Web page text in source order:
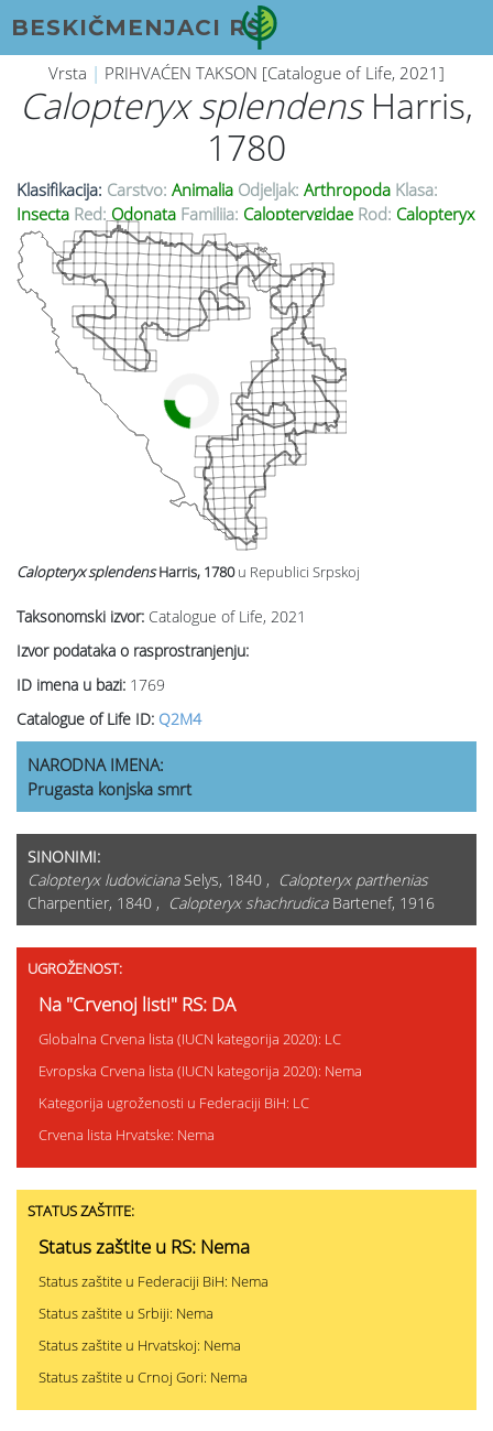
BESKIČMENJACI RS
Vrsta | PRIHVAĆEN TAKSON [Catalogue of Life, 2021]
Calopteryx splendens Harris,
1780
Klasifikacija: Carstvo: Animalia Odjeljak: Arthropoda Klasa:
Insecta Red: Odonata Familija: Calopterygidae Rod: Calopteryx
Taksonomski izvor: Catalogue of Life, 2021
Izvor podataka o rasprostranjenju:
ID imena u bazi: 1769
Catalogue of Life ID: Q2M4
Calopteryx splendensHarris, 1780 u Republici Srpskoj
NARODNA IMENA:
Prugasta konjska smrt
SINONIMI:
Calopteryx ludovicianaSelys, 1840 , Calopteryx parthenias
Charpentier, 1840 , Calopteryx shachrudica Bartenef, 1916
UGROŽENOST:
Na "Crvenoj listi" RS: DA
Globalna Crvena lista (IUCN kategorija 2020): LC
Evropska Crvena lista (IUCN kategorija 2020): Nema
Kategorija ugroženosti u Federaciji BiH: LC
Crvena lista Hrvatske: Nema
STATUS ZAŠTITE:
Status zaštite u RS: Nema
Status zaštite u Federaciji BiH: Nema
Status zaštite u Srbiji: Nema
Status zaštite u Hrvatskoj: Nema
Status zaštite u Crnoj Gori: Nema